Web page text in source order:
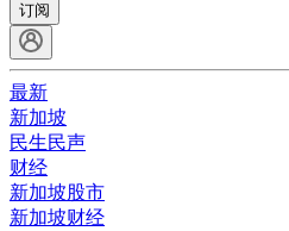
订阅
最新
新加坡
民生民声
财经
新加坡股市
新加坡财经